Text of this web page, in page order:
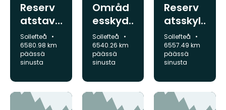
Reserv
atstavl
a,
Hjältab
erget
Kunta:
Sollefteå
6580.98 km
päässä
sinusta
Områd
esskyd
dsinfor
mation,
Röåfors
naturre
servat
Kunta:
Sollefteå
6540.26 km
päässä
sinusta
Reserv
atsskylt
,
Rågsve
djeberg
Kunta:
Sollefteå
6557.49 km
päässä
sinusta